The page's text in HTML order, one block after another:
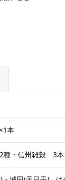
本
種・信州雑穀 3本